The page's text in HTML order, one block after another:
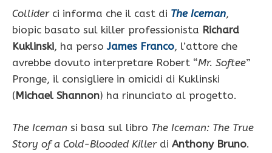
Colliderci informa che il cast di The Iceman,
biopic basato sul killer professionista Richard
Kuklinski, ha persoJames Franco, l’attore che
avrebbe dovuto interpretare Robert “Mr. Softee”
Pronge, il consigliere in omicidi di Kuklinski
(Michael Shannon) ha rinunciato al progetto.
The Iceman si basa sul libro The Iceman: The True
Story of a Cold-Blooded Killerdi Anthony Bruno.